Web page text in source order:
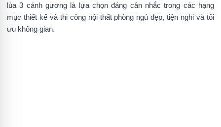
lùa 3 cánh gương là lựa chọn đáng cân nhắc trong các hạng
mục thiết kế và thi công nội thất phòng ngủ đẹp, tiện nghi và tối
ưu không gian.